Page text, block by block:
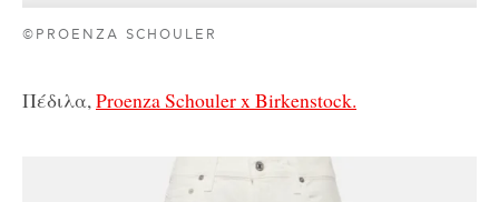
©PROENZA SCHOULER
Πέδιλα,Proenza Schouler x Birkenstock.